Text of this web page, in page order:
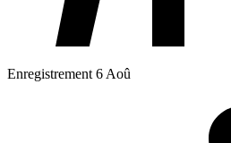
Enregistrement 6 Aoû